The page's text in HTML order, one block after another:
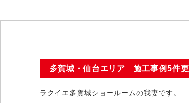
多賀城・仙台エリア 施工事例5件更
ラクイエ多賀城ショールームの我妻です。